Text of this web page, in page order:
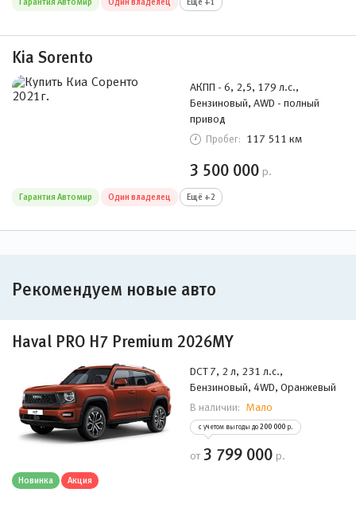
Kia Sorento
АКПП - 6, 2,5, 179 л.с.,
Бензиновый, AWD - полный
привод
Пробег: 117 511 км
3 500 000 р.
Гарантия Автомир Один владелец Ещё +2
Рекомендуем новые авто
Haval PRO H7 Premium 2026MY
DCT 7, 2 л, 231 л.с.,
Бензиновый, 4WD, Оранжевый
В наличии: Мало
с учетом выгоды до 200 000 р.
от 3 799 000 р.
Новинка Акция